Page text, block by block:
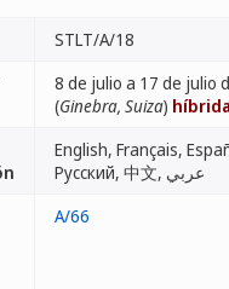
STLT/A/18
8 de julio a 17 de julio
(Ginebra, Suiza) híbrida
English, Français,
Русский, 中文, عربي
A/66